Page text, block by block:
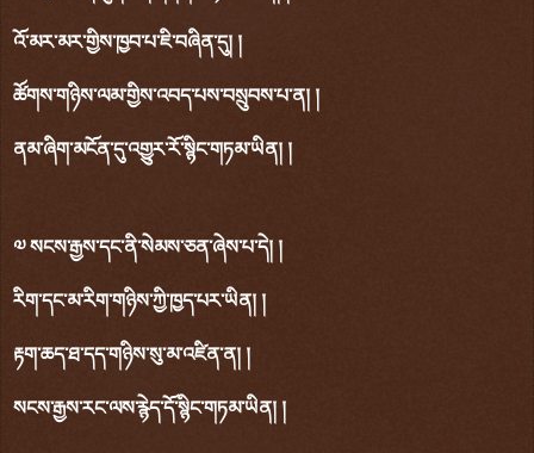
འོ་མར་མར་གྱིས་ཁྱབ་པ་ཇི་བཞིན་དུ། །
ཚོགས་གཉིས་ལམ་གྱིས་འབད་པས་བསྲུབས་པ་ན། །
ནམ་ཞིག་མངོན་དུ་འགྱུར་རོ་སྙིང་གཏམ་ཡིན། །
༧ སངས་རྒྱས་དང་ནི་སེམས་ཅན་ཞེས་པ་དེ། །
རིག་དང་མ་རིག་གཉིས་ཀྱི་ཁྱད་པར་ཡིན། །
རྟག་ཆད་ཐ་དད་གཉིས་སུ་མ་འཛིན་ན། །
སངས་རྒྱས་རང་ལས་རྙེད་དོ་སྙིང་གཏམ་ཡིན། །